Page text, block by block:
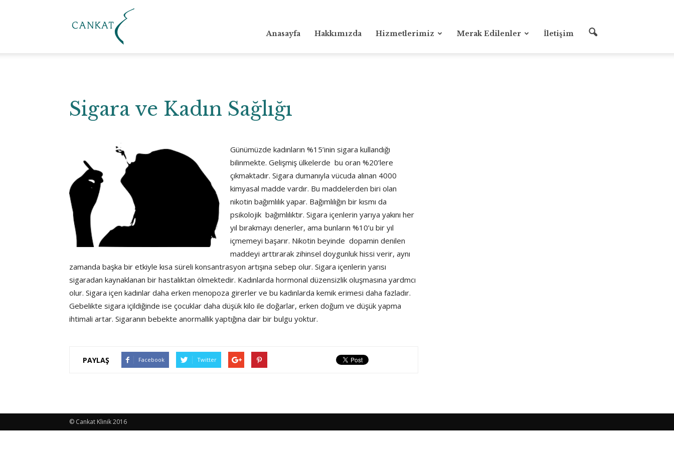
Anasayfa Hakkımızda Hizmetlerimiz Merak Edilenler İletişim
Sigara ve Kadın Sağlığı
Günümüzde kadınların %15’inin sigara kullandığı
bilinmekte. Gelişmiş ülkelerde bu oran %20’lere
çıkmaktadır. Sigara dumanıyla vücuda alınan 4000
kimyasal madde vardır. Bu maddelerden biri olan
nikotin bağımlılık yapar. Bağımlılığın bir kısmı da
psikolojik bağımlılıktır. Sigara içenlerin yarıya yakını her
yıl bırakmayı denerler, ama bunların %10’u bir yıl
içmemeyi başarır. Nikotin beyinde dopamin denilen
maddeyi arttırarak zihinsel doygunluk hissi verir, aynı
zamanda başka bir etkiyle kısa süreli konsantrasyon artışına sebep olur. Sigara içenlerin yarısı
sigaradan kaynaklanan bir hastalıktan ölmektedir. Kadınlarda hormonal düzensizlik oluşmasına yardmcı
olur. Sigara içen kadınlar daha erken menopoza girerler ve bu kadınlarda kemik erimesi daha fazladır.
Gebelikte sigara içildiğinde ise çocuklar daha düşük kilo ile doğarlar, erken doğum ve düşük yapma
ihtimali artar. Sigaranın bebekte anormallik yaptığına dair bir bulgu yoktur.
PAYLAŞ Facebook Twitter
© Cankat Klinik 2016